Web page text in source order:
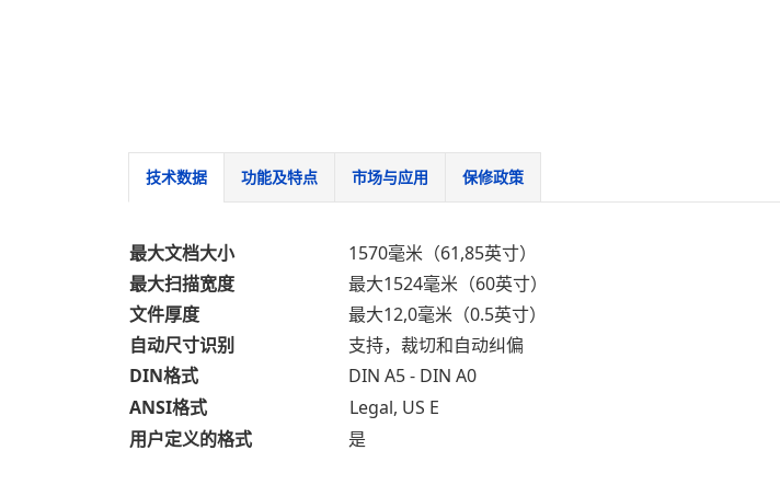
技术数据 功能及特点 市场与应用 保修政策
最大文档大小
1570毫米（61,85英寸）
最大扫描宽度
最大1524毫米（60英寸）
文件厚度
最大12,0毫米（0.5英寸）
自动尺寸识别
支持，裁切和自动纠偏
DIN格式
DIN A5 - DIN A0
ANSI格式
Legal, US E
用户定义的格式
是